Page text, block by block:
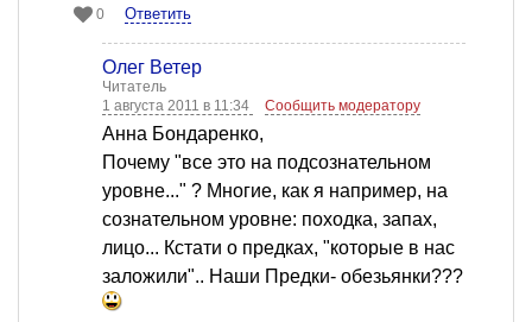
0 Ответить
Олег Ветер
Читатель
1 августа 2011 в 11:34
Сообщить модератору
Анна Бондаренко,
Почему "все это на подсознательном
уровне..." ? Многие, как я например, на
сознательном уровне: походка, запах,
лицо... Кстати о предках, "которые в нас
заложили".. Наши Предки- обезьянки???